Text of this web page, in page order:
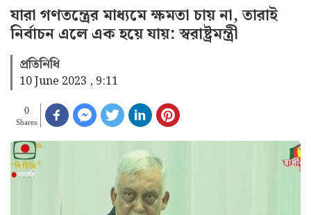
যারা গণতন্ত্রের মাধ্যমে ক্ষমতা চায় না, তারাই
নির্বাচন এলে এক হয়ে যায়: স্বরাষ্ট্রমন্ত্রী
প্রতিনিধি
10 June 2023 , 9:11
0
Shares